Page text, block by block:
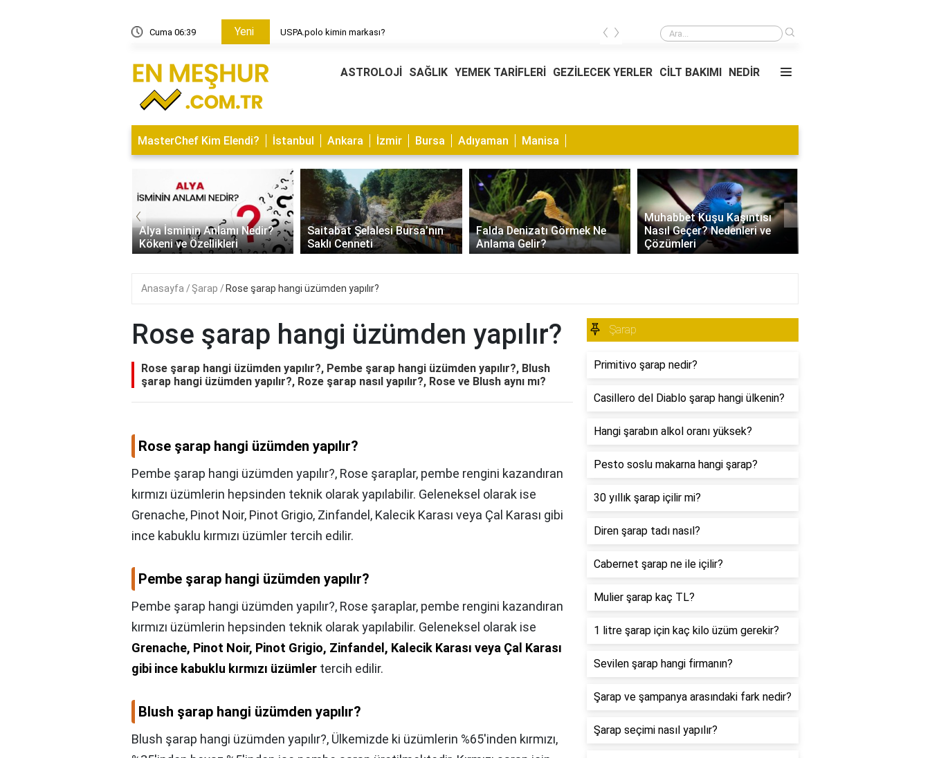
Cuma 06:39 Yeni Kupa üzerine baskı nasıl yapılır? Kupa üzerine baskı nasıl yapılır?
‹ ›
ASTROLOJİ SAĞLIK YEMEK TARİFLERİ GEZİLECEK YERLER CİLT BAKIMI NEDİR
MasterChef Kim Elendi? İstanbul Ankara İzmir Bursa Adıyaman Manisa
Alya İsminin Anlamı Nedir?
Kökeni ve Özellikleri
Saitabat Şelalesi Bursa’nın
Saklı Cenneti
Falda Denizatı Görmek Ne
Anlama Gelir?
Muhabbet Kuşu Kaşıntısı
Nasıl Geçer? Nedenleri ve
Çözümleri
‹ ›
Anasayfa Şarap Rose şarap hangi üzümden yapılır?
Rose şarap hangi üzümden yapılır?
Rose şarap hangi üzümden yapılır?, Pembe şarap hangi üzümden yapılır?, Blush
şarap hangi üzümden yapılır?, Roze şarap nasıl yapılır?, Rose ve Blush aynı mı?
Rose şarap hangi üzümden yapılır?
Pembe şarap hangi üzümden yapılır?, Rose şaraplar, pembe rengini kazandıran
kırmızı üzümlerin hepsinden teknik olarak yapılabilir. Geleneksel olarak ise
Grenache, Pinot Noir, Pinot Grigio, Zinfandel, Kalecik Karası veya Çal Karası gibi
ince kabuklu kırmızı üzümler tercih edilir.
Pembe şarap hangi üzümden yapılır?
Pembe şarap hangi üzümden yapılır?, Rose şaraplar, pembe rengini kazandıran
kırmızı üzümlerin hepsinden teknik olarak yapılabilir. Geleneksel olarak ise
Grenache, Pinot Noir, Pinot Grigio, Zinfandel, Kalecik Karası veya Çal Karası
gibi ince kabuklu kırmızı üzümler tercih edilir.
Blush şarap hangi üzümden yapılır?
Blush şarap hangi üzümden yapılır?, Ülkemizde ki üzümlerin %65'inden kırmızı,
Şarap
Primitivo şarap nedir?
Casillero del Diablo şarap hangi ülkenin?
Hangi şarabın alkol oranı yüksek?
Pesto soslu makarna hangi şarap?
30 yıllık şarap içilir mi?
Diren şarap tadı nasıl?
Cabernet şarap ne ile içilir?
Mulier şarap kaç TL?
1 litre şarap için kaç kilo üzüm gerekir?
Sevilen şarap hangi firmanın?
Şarap ve şampanya arasındaki fark nedir?
Şarap seçimi nasıl yapılır?